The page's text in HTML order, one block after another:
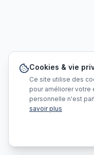
Cookies & vie
Ce site utilise des
pour améliorer votre
personnelle n'est
savoir plus